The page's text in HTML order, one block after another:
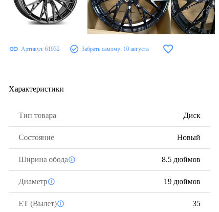
Артикул: 61932 Забрать самому: 10 августа
Характеристики
Тип товара Диск
Состояние Новый
Ширина обода 8.5 дюймов
Диаметр 19 дюймов
ЕТ (Вылет) 35